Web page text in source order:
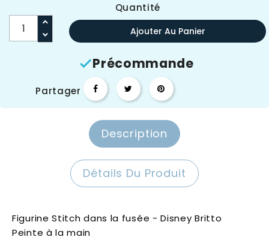
Quantité
Ajouter Au Panier
Précommande
Partager
Description
Détails Du Produit
Figurine Stitch dans la fusée - Disney Britto
Peinte à la main